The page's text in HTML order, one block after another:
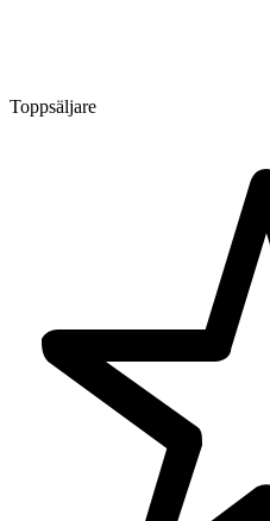
Toppsäljare